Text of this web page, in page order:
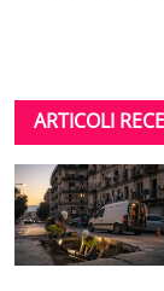
ARTICOLI